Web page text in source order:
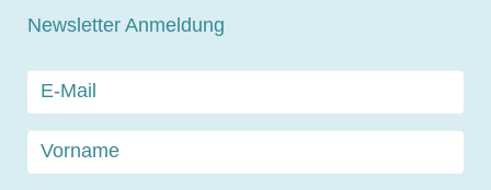
Newsletter Anmeldung